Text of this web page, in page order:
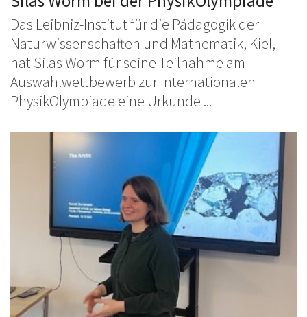
Das Leibniz-Institut für die Pädagogik der
Naturwissenschaften und Mathematik, Kiel,
hat Silas Worm für seine Teilnahme am
Auswahlwettbewerb zur Internationalen
PhysikOlympiade eine Urkunde ...